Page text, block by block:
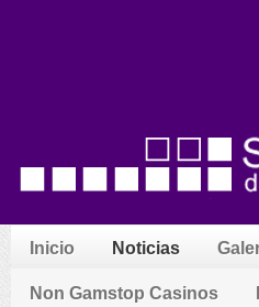
Inicio Noticias
Non Gamstop Casinos